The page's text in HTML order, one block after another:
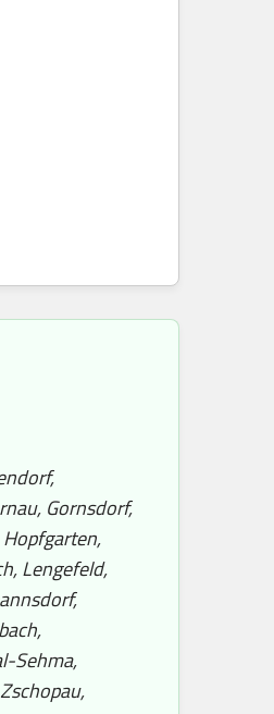
Gornsdorf,
Lengefeld,
Sehma,